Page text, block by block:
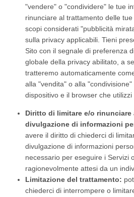
"vendere" o "condividere" le tue
rinunciare al trattamento delle
scopi considerati "pubblicità
sulla privacy applicabili. Tieni
Sito con il segnale di preferenza
globale della privacy abilitato, a
tratteremo automaticamente
alla "vendita" o alla
dispositivo e il browser che utilizzi
Diritto di limitare e/o
divulgazione di informazioni
avere il diritto di chiederci di
divulgazione di informazioni
necessario per eseguire i Servizi
ragionevolmente attesi da un
Limitazione del trattamento:
chiederci di interrompere o